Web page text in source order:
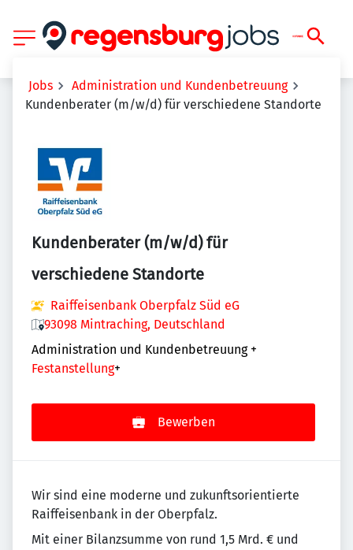
Jobs
Administration und Kundenbetreuung
Kundenberater (m/w/d) für verschiedene Standorte
Kundenberater (m/w/d) für
verschiedene Standorte
Raiffeisenbank Oberpfalz Süd eG
93098 Mintraching, Deutschland
Administration und Kundenbetreuung +
Festanstellung+
Bewerben
Wir sind eine moderne und zukunftsorientierte
Raiffeisenbank in der Oberpfalz.
Mit einer Bilanzsumme von rund 1,5 Mrd. € und